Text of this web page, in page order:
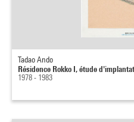
Tadao Ando
Résidence Rokko I, étude
1978 - 1983